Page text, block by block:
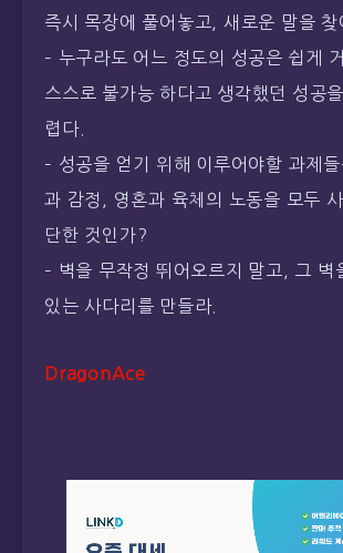
즉시 목장에 풀어놓고, 새로운 말을 찾
– 누구라도 어느 정도의 성공은 쉽게
스스로 불가능 하다고 생각했던 성공
렵다.
– 성공을 얻기 위해 이루어야할 과제
과 감정, 영혼과 육체의 노동을 모두
단한 것인가?
– 벽을 무작정 뛰어오르지 말고, 그 벽
있는 사다리를 만들라.
DragonAce